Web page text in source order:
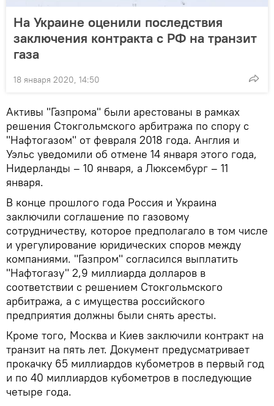
На Украине оценили последствия
заключения контракта с РФ на транзит
газа
18 января 2020, 14:50
Активы "Газпрома" были арестованы в рамках
решения Стокгольмского арбитража по спору с
"Нафтогазом" от февраля 2018 года. Англия и
Уэльс уведомили об отмене 14 января этого года,
Нидерланды – 10 января, а Люксембург – 11
января.
В конце прошлого года Россия и Украина
заключили соглашение по газовому
сотрудничеству, которое предполагало в том числе
и урегулирование юридических споров между
компаниями. "Газпром" согласился выплатить
"Нафтогазу" 2,9 миллиарда долларов в
соответствии с решением Стокгольмского
арбитража, а с имущества российского
предприятия должны были снять аресты.
Кроме того, Москва и Киев заключили контракт на
транзит на пять лет. Документ предусматривает
прокачку 65 миллиардов кубометров в первый год
и по 40 миллиардов кубометров в последующие
четыре года.